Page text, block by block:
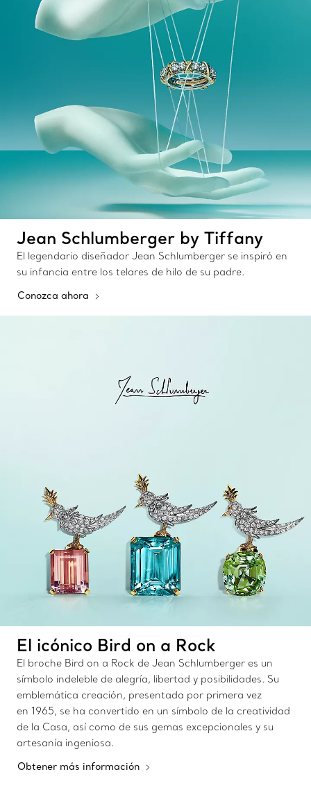
Jean Schlumberger by Tiffany
El legendario diseñador Jean Schlumberger se inspiró en
su infancia entre los telares de hilo de su padre.
Conozca ahora
El icónico Bird on a Rock
El broche Bird on a Rock de Jean Schlumberger es un
símbolo indeleble de alegría, libertad y posibilidades. Su
emblemática creación, presentada por primera vez
en 1965, se ha convertido en un símbolo de la creatividad
de la Casa, así como de sus gemas excepcionales y su
artesanía ingeniosa.
Obtener más información